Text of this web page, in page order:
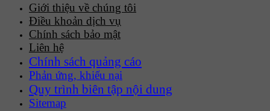
Giới thiệu về chúng tôi
Điều khoản dịch vụ
Chính sách bảo mật
Liên hệ
Chính sách quảng cáo
Phản ứng, khiếu nại
Quy trình biên tập nội dung
Sitemap